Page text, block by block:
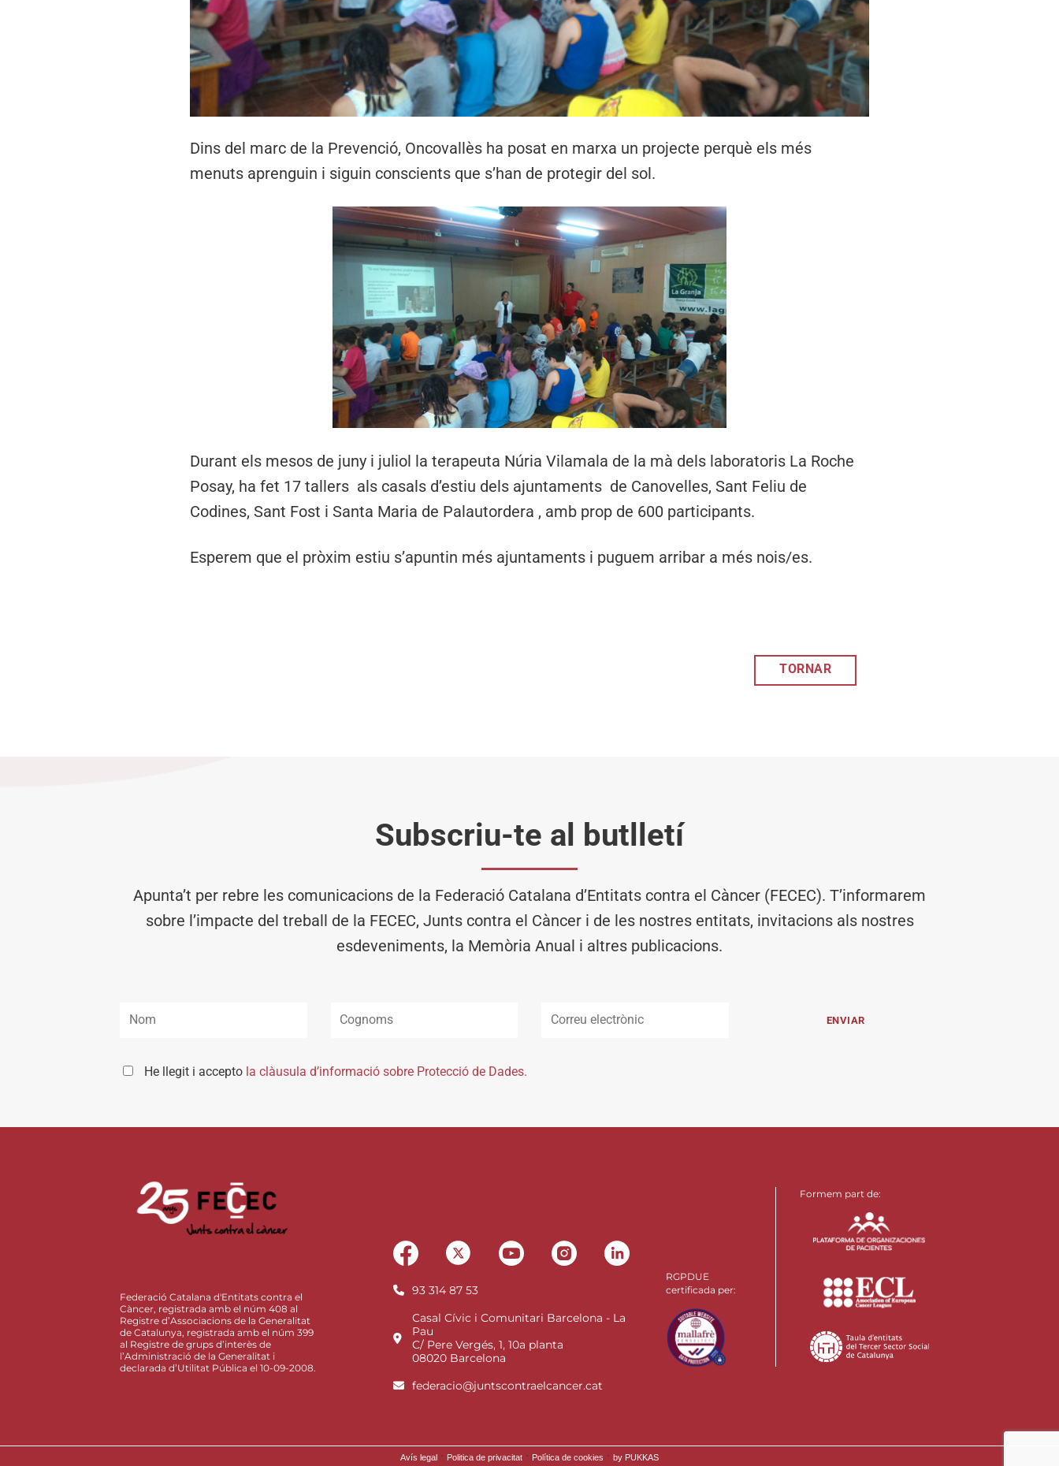
Dins del marc de la Prevenció, Oncovallès ha posat en marxa un projecte perquè els més
menuts aprenguin i siguin conscients que s’han de protegir del sol.
Durant els mesos de juny i juliol la terapeuta Núria Vilamala de la mà dels laboratoris La Roche
Posay, ha fet 17 tallers als casals d’estiu dels ajuntaments de Canovelles, Sant Feliu de
Codines, Sant Fost i Santa Maria de Palautordera , amb prop de 600 participants.
Esperem que el pròxim estiu s’apuntin més ajuntaments i puguem arribar a més nois/es.
TORNAR
Subscriu-te al butlletí
Apunta’t per rebre les comunicacions de la Federació Catalana d’Entitats contra el Càncer (FECEC). T’informarem
sobre l’impacte del treball de la FECEC, Junts contra el Càncer i de les nostres entitats, invitacions als nostres
esdeveniments, la Memòria Anual i altres publicacions.
He llegit i accepto la clàusula d’informació sobre Protecció de Dades.
Federació Catalana d'Entitats contra el
Càncer, registrada amb el núm 408 al
Registre d’Associacions de la Generalitat
de Catalunya, registrada amb el núm 399
al Registre de grups d’interès de
l’Administració de la Generalitat i
declarada d’Utilitat Pública el 10-09-2008.
93 314 87 53
Casal Cívic i Comunitari Barcelona - La
Pau
C/ Pere Vergés, 1, 10a planta
08020 Barcelona
federacio@juntscontraelcancer.cat
RGPDUE
certificada per:
Formem part de:
Avís legal · Politica de privacitat · Política de cookies · by PUKKAS